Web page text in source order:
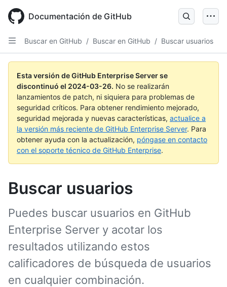
main
content
Documentación de GitHub
Buscar en GitHub / Buscar en GitHub / Buscar usuarios
Esta versión de GitHub Enterprise Server se
discontinuó el 2024-03-26. No se realizarán
lanzamientos de patch, ni siquiera para problemas de
seguridad críticos. Para obtener rendimiento mejorado,
seguridad mejorada y nuevas características, actualice a
la versión más reciente de GitHub Enterprise Server. Para
obtener ayuda con la actualización, póngase en contacto
con el soporte técnico de GitHub Enterprise.
Buscar usuarios
Puedes buscar usuarios en GitHub
Enterprise Server y acotar los
resultados utilizando estos
calificadores de búsqueda de usuarios
en cualquier combinación.